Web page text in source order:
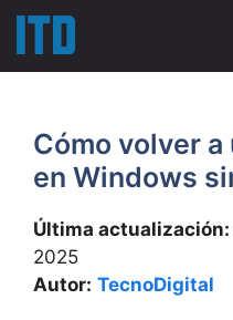
Saltar
contenido
Cómo volver
en Windows
Última actualización:
2025
Autor: TecnoDigital